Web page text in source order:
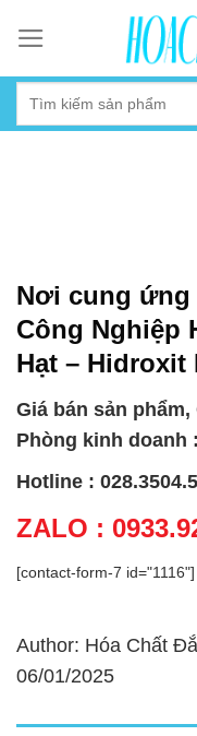
content
Nơi cung
Công Nghiệp
Hạt – Hidroxit
Giá bán sản
Phòng kinh doanh :
Hotline :
ZALO :
[contact-form-7 id="1116"]
Author: Hóa Chất
06/01/2025